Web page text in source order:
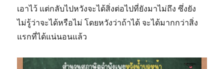
เอาไว้ แต่กลับไปหวังจะได้สิ่งต่อไปที่ยังมาไม่ถึง ซึ่งยัง
ไม่รู้ว่าจะได้หรือไม่ โดยหวังว่าถ้าได้ จะได้มากกว่าสิ่ง
แรกที่ได้แน่นอนแล้ว